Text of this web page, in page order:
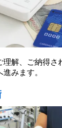
理解、ご納得さ
みます。